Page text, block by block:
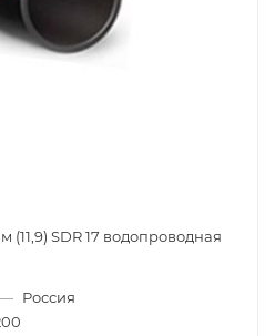
SDR 17 водопроводная
— Россия